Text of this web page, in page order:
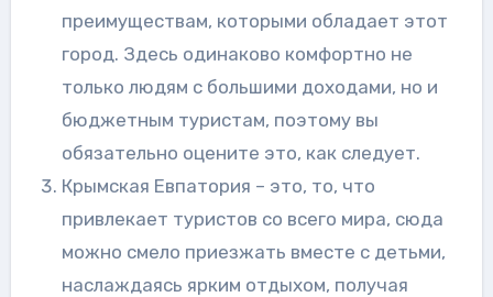
преимуществам, которыми обладает этот
город. Здесь одинаково комфортно не
только людям с большими доходами, но и
бюджетным туристам, поэтому вы
обязательно оцените это, как следует.
Крымская Евпатория – это, то, что
привлекает туристов со всего мира, сюда
можно смело приезжать вместе с детьми,
наслаждаясь ярким отдыхом, получая